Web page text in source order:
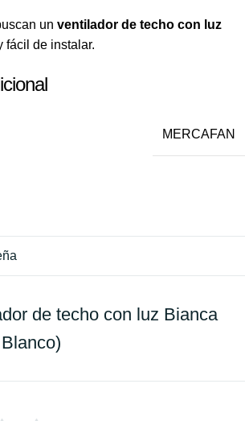
un ventilador de techo con luz
fácil de instalar.
MERCAFAN
de techo con luz Bianca